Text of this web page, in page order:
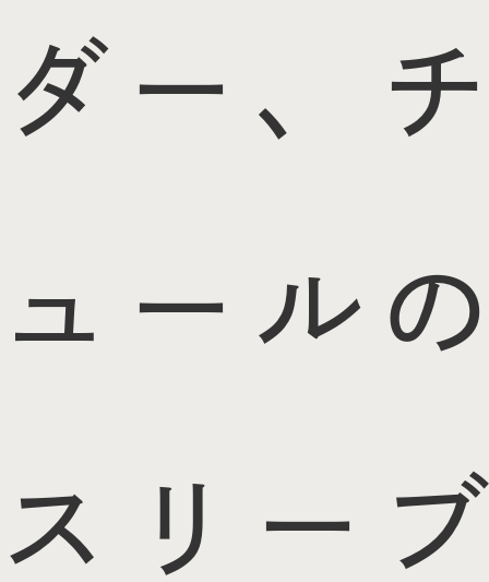
ダー、チ
ュールの
スリーブ